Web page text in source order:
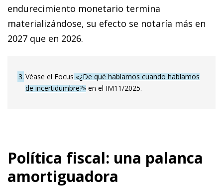
endurecimiento monetario termina
materializándose, su efecto se notaría más en
2027 que en 2026.
3 Véase el Focus«¿De qué hablamos cuando hablamos
de incertidumbre?» en el IM11/2025.
Política fiscal: una palanca
amortiguadora